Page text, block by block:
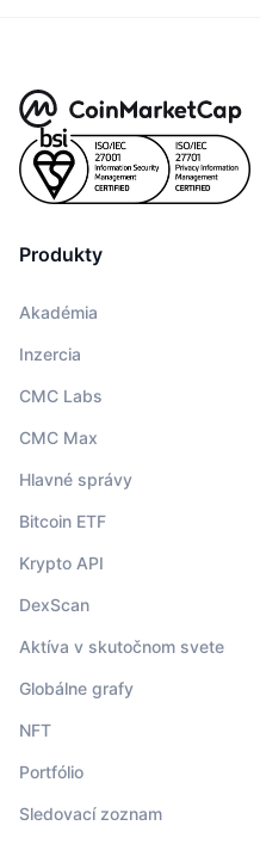
Produkty
Akadémia
Inzercia
CMC Labs
CMC Max
Hlavné správy
Bitcoin ETF
Krypto API
DexScan
Aktíva v skutočnom svete
Globálne grafy
NFT
Portfólio
Sledovací zoznam